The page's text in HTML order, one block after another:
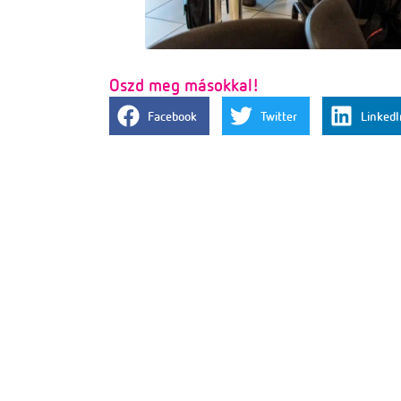
Oszd meg másokkal!
Facebook Twitter